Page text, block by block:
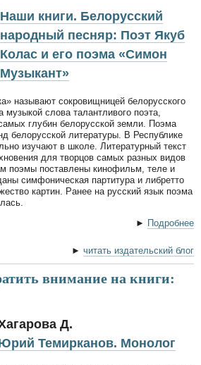
Наши книги. Белорусский
народный песняр: Поэт Якуб
Колас и его поэма «Симон
Музыкант»
называют сокровищницей белорусского
музыкой слова талантливого поэта,
глубин белорусской земли. Поэма
белорусской литературы. В Республике
изучают в школе. Литературный текст
для творцов самых разных видов
поэмы поставлены кинофильм, теле и
симфоническая партитура и либретто
картин. Ранее на русский язык поэма
► Подробнее
► читать издательский блог
внимание на книги:
Д.
Темирканов. Монолог